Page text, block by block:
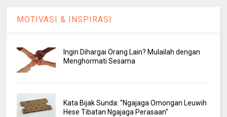
MOTIVASI & INSPIRASI
Ingin Dihargai Orang Lain? Mulailah dengan
Menghormati Sesama
Kata Bijak Sunda: "Ngajaga Omongan Leuwih
Hese Tibatan Ngajaga Perasaan"